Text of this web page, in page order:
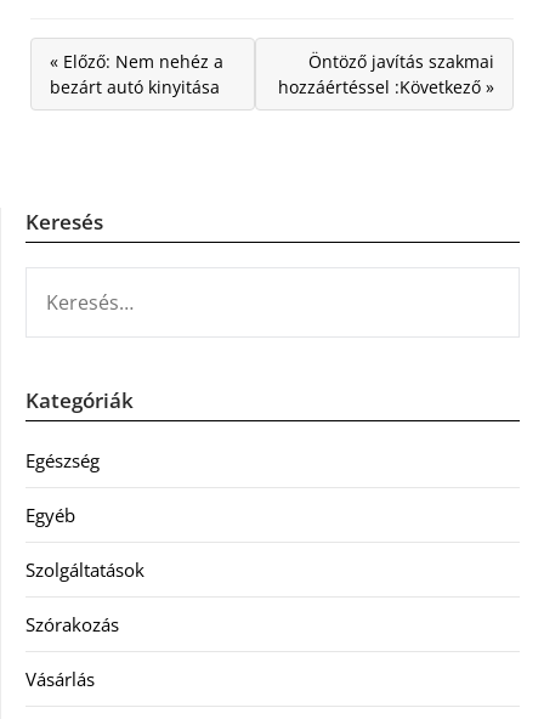
« Előző: Nem nehéz a
bezárt autó kinyitása
Öntöző javítás szakmai
hozzáértéssel :Következő »
Keresés
Kategóriák
Egészség
Egyéb
Szolgáltatások
Szórakozás
Vásárlás